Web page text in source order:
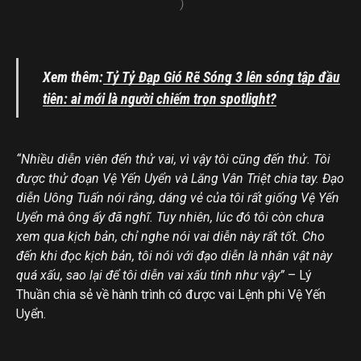
)
Xem thêm:Tỷ Tỷ Đạp Gió Rẽ Sóng 3 lên sóng tập đầu
tiên: ai mới là người chiếm trọn spotlight?
“Nhiều diễn viên đến thử vai, vì vậy tôi cũng đến thử. Tôi
được thử đoạn Vệ Yến Uyển và Lăng Vân Triệt chia tay. Đạo
diễn Uông Tuấn nói rằng, dáng vẻ của tôi rất giống Vệ Yến
Uyển mà ông ấy đã nghĩ. Tuy nhiên, lúc đó tôi còn chưa
xem qua kịch bản, chỉ nghe nói vai diễn này rất tốt. Cho
đến khi đọc kịch bản, tôi nói với đạo diễn là nhân vật này
quá xấu, sao lại để tôi diễn vai xấu tính như vậy” – Lý
Thuần chia sẻ về hành trình có được vai Lệnh phi Vệ Yến
Uyển.